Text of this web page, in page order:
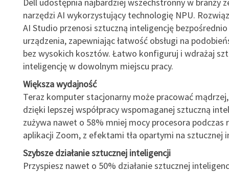
narzędzi AI wykorzystujący technologię NPU.
AI Studio przenosi sztuczną inteligencję
urządzenia, zapewniając łatwość obsługi na
bez wysokich kosztów. Łatwo konfiguruj i wdrażaj
inteligencję w dowolnym miejscu pracy.
Większa wydajność
Teraz komputer stacjonarny może pracować
dzięki lepszej współpracy wspomaganej sztuczną
zużywa nawet o 58% mniej mocy procesora podczas
aplikacji Zoom, z efektami tła opartymi na sztucznej
Szybsze działanie sztucznej inteligencji
Przyspiesz nawet o 50% działanie sztucznej